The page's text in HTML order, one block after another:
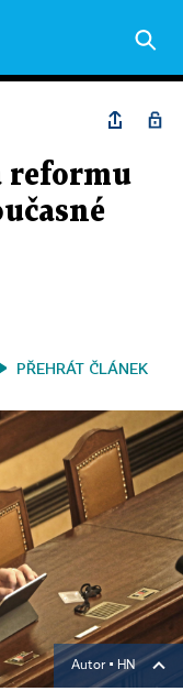
reformu
PŘEHRÁT ČLÁNEK
Autor ▪ HN